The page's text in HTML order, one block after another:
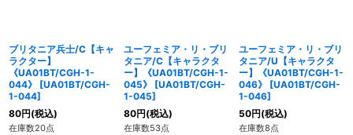
ブリタニア兵士/C【キャ
ラクター】
《UA01BT/CGH-1-
044》
[UA01BT/CGH-
1-044]
80円(税込)
在庫数20点
ユーフェミア・リ・ブリ
タニア/C【キャラクタ
ー】《UA01BT/CGH-1-
045》
[UA01BT/CGH-
1-045]
80円(税込)
在庫数53点
ユーフェミア・リ・ブリ
タニア/U【キャラクタ
ー】《UA01BT/CGH-1-
046》
[UA01BT/CGH-
1-046]
50円(税込)
在庫数8点